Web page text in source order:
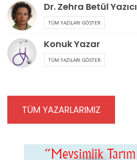
Dr. Zehra Betül Yazıcı
TÜM YAZILARI GÖSTER
Konuk Yazar
TÜM YAZILARI GÖSTER
TÜM YAZARLARIMIZ